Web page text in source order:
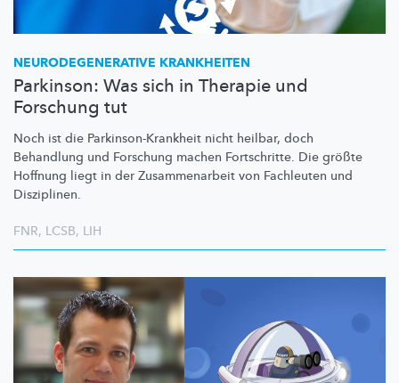
NEURODEGENERATIVE KRANKHEITEN
Parkinson: Was sich in Therapie und
Forschung tut
Noch ist die Parkinson-Krankheit nicht heilbar, doch
Behandlung und Forschung machen Fortschritte. Die größte
Hoffnung liegt in der Zusammenarbeit von Fachleuten und
Disziplinen.
FNR, LCSB, LIH